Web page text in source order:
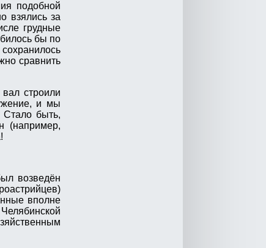
подобной
взялись за
грудные
бы по
сравнить
строили
и мы
Стало быть,
(например,
возведён
вполне